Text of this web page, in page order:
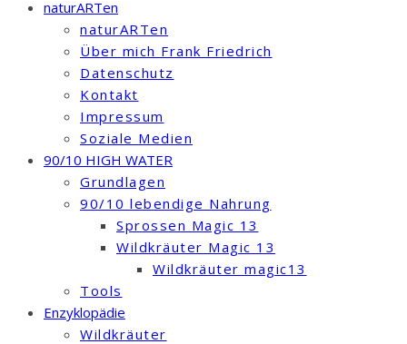
naturARTen
naturARTen
Über mich Frank Friedrich
Datenschutz
Kontakt
Impressum
Soziale Medien
90/10 HIGH WATER
Grundlagen
90/10 lebendige Nahrung
Sprossen Magic 13
Wildkräuter Magic 13
Wildkräuter magic13
Tools
Enzyklopädie
Wildkräuter